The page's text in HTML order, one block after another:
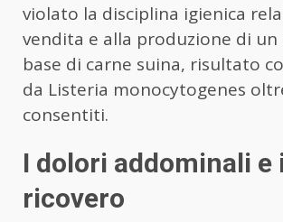
violato la disciplina igienica
vendita e alla produzione di un
base di carne suina, risultato
da Listeria monocytogenes
consentiti.
I dolori addominali e
ricovero